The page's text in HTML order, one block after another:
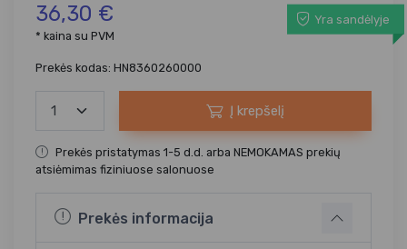
36,30 €
Yra sandėlyje
* kaina su PVM
Prekės kodas: HN8360260000
Į krepšelį
Prekės pristatymas 1-5 d.d. arba NEMOKAMAS prekių
atsiėmimas fiziniuose salonuose
Prekės informacija